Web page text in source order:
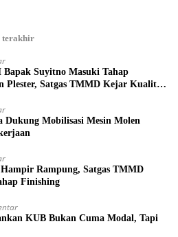
terakhir
Bapak Suyitno Masuki Tahap
Plester, Satgas TMMD Kejar Kualitas
Dukung Mobilisasi Mesin Molen
Rampung, Satgas TMMD
Finishing
KUB Bukan Cuma Modal, Tapi